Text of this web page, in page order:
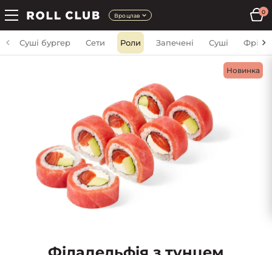
Вроцлав
0
Суші бургер Сети Роли Запечені Суші Фрі
Новинка